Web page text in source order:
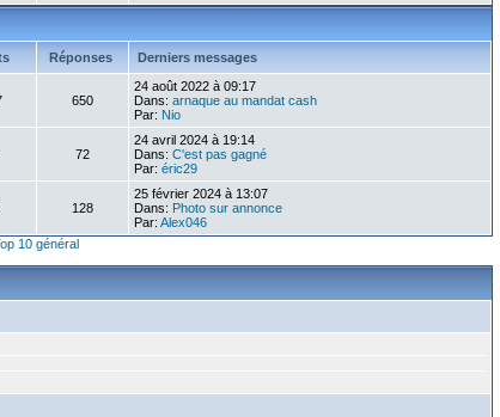
Réponses Derniers messages
650
24 août 2022 à 09:17
Dans: arnaque au mandat cash
Par: Nio
72
24 avril 2024 à 19:14
Dans: C'est pas gagné
Par: éric29
128
25 février 2024 à 13:07
Dans: Photo sur annonce
Par: Alex046
10 général